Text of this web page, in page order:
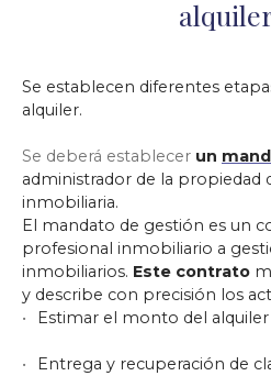
Se establecen diferentes
alquiler.
Se deberá establecer un
administrador de la propiedad
inmobiliaria.
El mandato de gestión es un
profesional inmobiliario a
inmobiliarios. Este contrato
y describe con precisión los
Estimar el monto del alquiler
Entrega y recuperación de